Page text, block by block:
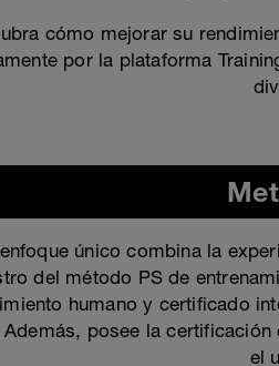
cómo mejorar su
por la plataforma
único combina la
del método PS de
humano y certificado
Además, posee la
el